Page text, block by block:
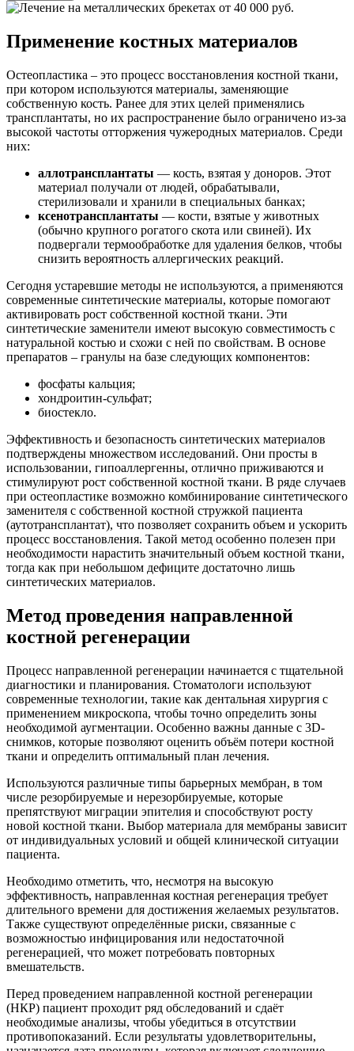
Применение костных материалов
Остеопластика – это процесс восстановления костной ткани,
при котором используются материалы, заменяющие
собственную кость. Ранее для этих целей применялись
трансплантаты, но их распространение было ограничено из-за
высокой частоты отторжения чужеродных материалов. Среди
них:
аллотрансплантаты — кость, взятая у доноров. Этот
материал получали от людей, обрабатывали,
стерилизовали и хранили в специальных банках;
ксенотрансплантаты — кости, взятые у животных
(обычно крупного рогатого скота или свиней). Их
подвергали термообработке для удаления белков, чтобы
снизить вероятность аллергических реакций.
Сегодня устаревшие методы не используются, а применяются
современные синтетические материалы, которые помогают
активировать рост собственной костной ткани. Эти
синтетические заменители имеют высокую совместимость с
натуральной костью и схожи с ней по свойствам. В основе
препаратов – гранулы на базе следующих компонентов:
фосфаты кальция;
хондроитин-сульфат;
биостекло.
Эффективность и безопасность синтетических материалов
подтверждены множеством исследований. Они просты в
использовании, гипоаллергенны, отлично приживаются и
стимулируют рост собственной костной ткани. В ряде случаев
при остеопластике возможно комбинирование синтетического
заменителя с собственной костной стружкой пациента
(аутотрансплантат), что позволяет сохранить объем и ускорить
процесс восстановления. Такой метод особенно полезен при
необходимости нарастить значительный объем костной ткани,
тогда как при небольшом дефиците достаточно лишь
синтетических материалов.
Метод проведения направленной
костной регенерации
Процесс направленной регенерации начинается с тщательной
диагностики и планирования. Стоматологи используют
современные технологии, такие как дентальная хирургия с
применением микроскопа, чтобы точно определить зоны
необходимой аугментации. Особенно важны данные с 3D-
снимков, которые позволяют оценить объём потери костной
ткани и определить оптимальный план лечения.
Используются различные типы барьерных мембран, в том
числе резорбируемые и нерезорбируемые, которые
препятствуют миграции эпителия и способствуют росту
новой костной ткани. Выбор материала для мембраны зависит
от индивидуальных условий и общей клинической ситуации
пациента.
Необходимо отметить, что, несмотря на высокую
эффективность, направленная костная регенерация требует
длительного времени для достижения желаемых результатов.
Также существуют определённые риски, связанные с
возможностью инфицирования или недостаточной
регенерацией, что может потребовать повторных
вмешательств.
Перед проведением направленной костной регенерации
(НКР) пациент проходит ряд обследований и сдаёт
необходимые анализы, чтобы убедиться в отсутствии
противопоказаний. Если результаты удовлетворительны,